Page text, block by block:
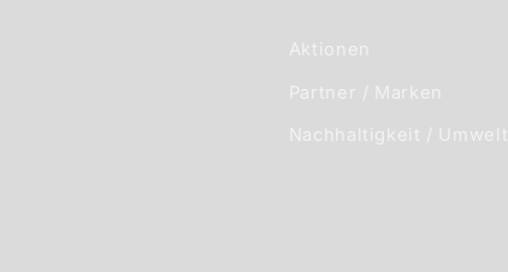
Aktionen
Partner / Marken
Nachhaltigkeit / Umwelt